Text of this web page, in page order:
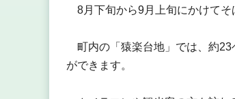
8月下旬から9月上旬にかけてそ
町内の「猿楽台地」では、約23
ができます。